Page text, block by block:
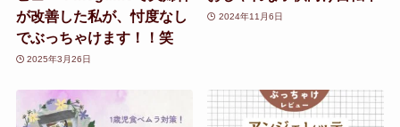
が改善した私が、忖度なし
でぶっちゃけます！！笑
2025年3月26日
2024年11月6日